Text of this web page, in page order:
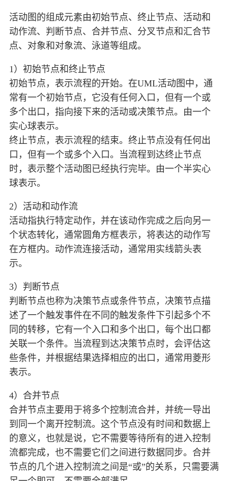
活动图的组成元素由初始节点、终止节点、活动和
动作流、判断节点、合并节点、分叉节点和汇合节
点、对象和对象流、泳道等组成。
1）初始节点和终止节点
初始节点，表示流程的开始。在UML活动图中，通
常有一个初始节点，它没有任何入口，但有一个或
多个出口，指向接下来的活动或决策节点。由一个
实心球表示。
终止节点，表示流程的结束。终止节点没有任何出
口，但有一个或多个入口。当流程到达终止节点
时，表示整个活动图已经执行完毕。由一个半实心
球表示。
2）活动和动作流
活动指执行特定动作，并在该动作完成之后向另一
个状态转化，通常圆角方框表示，将表达的动作写
在方框内。动作流连接活动，通常用实线箭头表
示。
3）判断节点
判断节点也称为决策节点或条件节点，决策节点描
述了一个触发事件在不同的触发条件下引起多个不
同的转移，它有一个入口和多个出口，每个出口都
关联一个条件。当流程到达决策节点时，会评估这
些条件，并根据结果选择相应的出口，通常用菱形
表示。
4）合并节点
合并节点主要用于将多个控制流合并，并统一导出
到同一个离开控制流。这个节点没有时间和数据上
的意义，也就是说，它不需要等待所有的进入控制
流都完成，也不需要它们之间进行数据同步。合并
节点的几个进入控制流之间是“或”的关系，只需要满